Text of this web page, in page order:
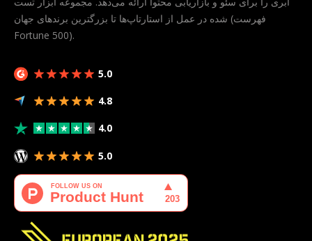
شده در عمل از استارتاپ‌ها تا بزرگترین برندهای جهان (فهرست
Fortune 500).
5.0
4.8
4.0
5.0